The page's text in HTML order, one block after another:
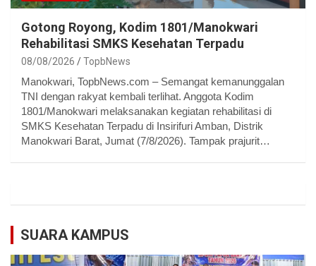
Gotong Royong, Kodim 1801/Manokwari
Rehabilitasi SMKS Kesehatan Terpadu
08/08/2026 TopbNews
Manokwari, TopbNews.com – Semangat kemanunggalan
TNI dengan rakyat kembali terlihat. Anggota Kodim
1801/Manokwari melaksanakan kegiatan rehabilitasi di
SMKS Kesehatan Terpadu di Insirifuri Amban, Distrik
Manokwari Barat, Jumat (7/8/2026). Tampak prajurit…
SUARA KAMPUS